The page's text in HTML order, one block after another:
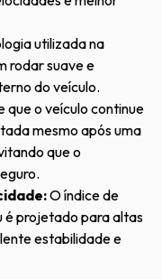
utilizada na
rodar suave e
do veículo.
que o veículo continue
mesmo após uma
que o
O índice de
é projetado para altas
estabilidade e